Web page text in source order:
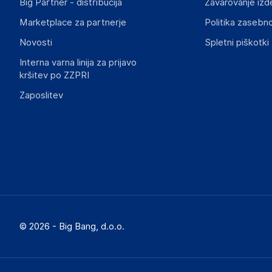
Big Partner - distribucija
Marketplace za partnerje
Novosti
Interna varna linija za prijavo
kršitev po ZZPRI
Zaposlitev
Zavarovanje
Politika
Spletni piškotki
© 2026 - Big Bang, d.o.o.